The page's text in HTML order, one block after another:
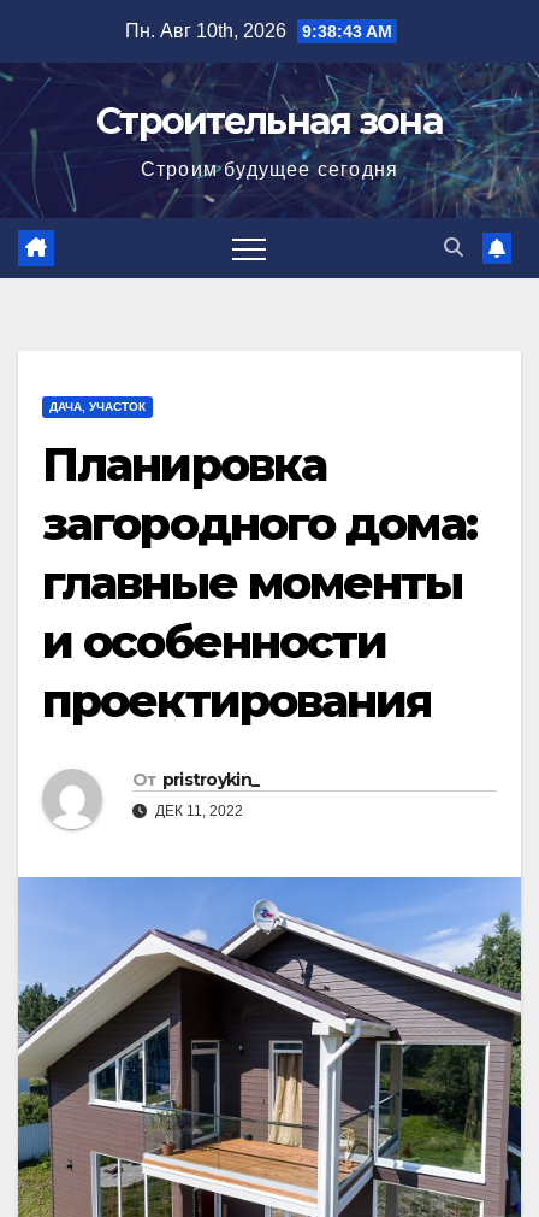
содержимому
Пн. Авг 10th, 2026 9:38:45 AM
Строительная зона
Строим будущее сегодня
ДАЧА, УЧАСТОК
Планировка
загородного дома:
главные моменты
и особенности
проектирования
От pristroykin_
ДЕК 11, 2022